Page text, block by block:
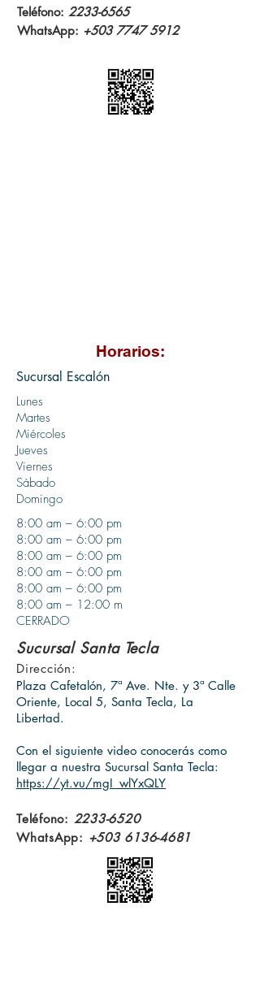
Teléfono: 2233-6565
WhatsApp: +503 7747 5912
Horarios:
Sucursal Escalón
Lunes
Martes
Miércoles
Jueves
Viernes
Sábado
Domingo
8:00 am – 6:00 pm
8:00 am – 6:00 pm
8:00 am – 6:00 pm
8:00 am – 6:00 pm
8:00 am – 6:00 pm
8:00 am – 12:00 m
CERRADO
Sucursal Santa Tecla
Dirección:
Plaza Cafetalón, 7ª Ave. Nte. y 3ª Calle
Oriente, Local 5, Santa Tecla, La
Libertad.
Con el siguiente video conocerás como
llegar a nuestra Sucursal Santa Tecla:
https://yt.vu/mgI_wlYxQLY
Teléfono: 2233-6520
WhatsApp: +503 6136-4681